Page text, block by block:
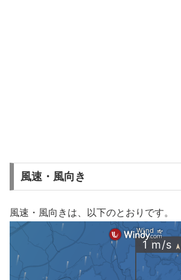
風速・風向き
風速・風向きは、以下のとおりです。